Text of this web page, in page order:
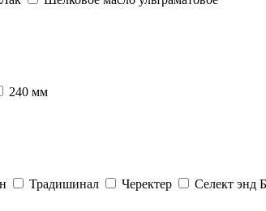
240 мм
Традишинал Черектер Селект энд